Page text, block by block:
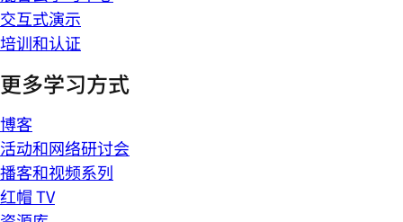
交互式演示
培训和认证
更多学习方式
博客
活动和网络研讨会
播客和视频系列
红帽 TV